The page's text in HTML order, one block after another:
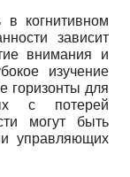
когнитивном
зависит
внимания и
изучение
горизонты для
с потерей
могут быть
управляющих